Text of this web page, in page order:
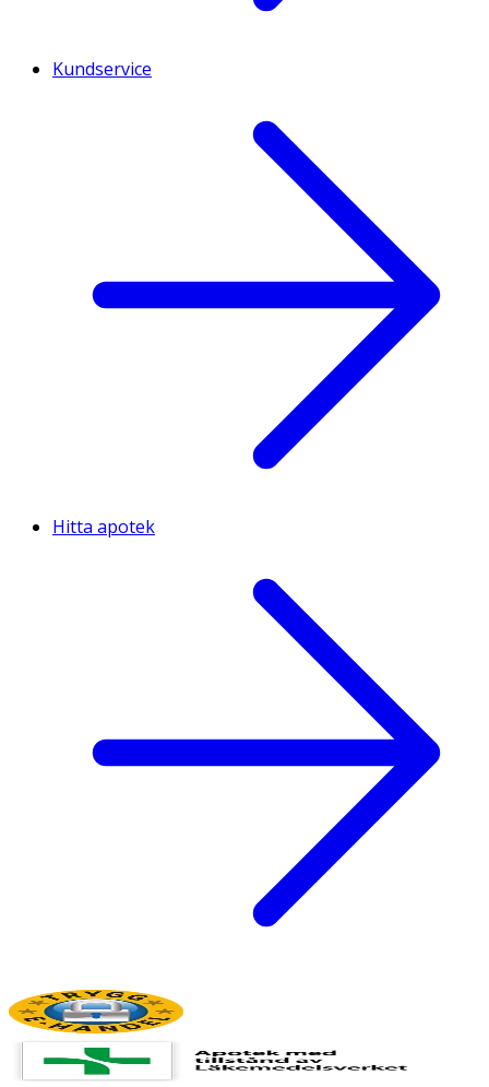
Kundservice
Hitta apotek